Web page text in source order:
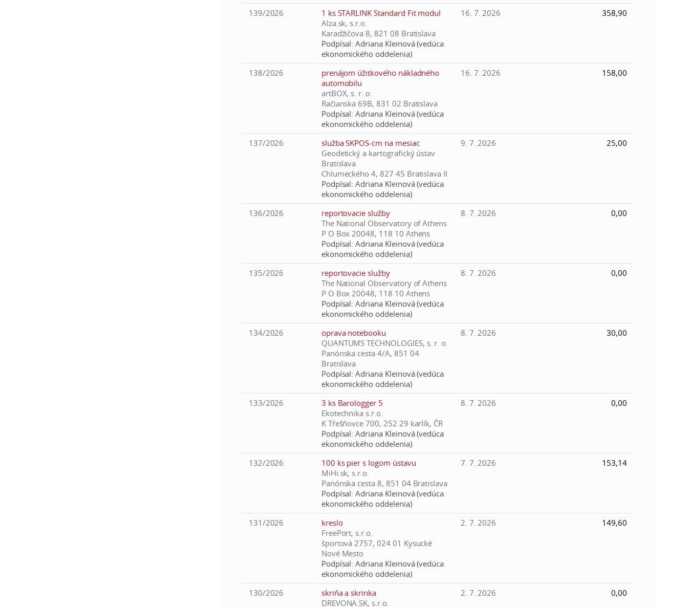
139/2026
1 ks STARLINK Standard Fit modul
Alza.sk, s.r.o.
Karadžičova 8, 821 08 Bratislava
Podpísal: Adriana Kleinová (vedúca
ekonomického oddelenia)
16. 7. 2026 358,90
138/2026
prenájom úžitkového nákladného
automobilu
artBOX, s. r. o.
Račianska 69B, 831 02 Bratislava
Podpísal: Adriana Kleinová (vedúca
ekonomického oddelenia)
16. 7. 2026 158,00
137/2026
služba SKPOS-cm na mesiac
Geodetický a kartografický ústav
Bratislava
Chlumeckého 4, 827 45 Bratislava II
Podpísal: Adriana Kleinová (vedúca
ekonomického oddelenia)
9. 7. 2026 25,00
136/2026
reportovacie služby
The National Observatory of Athens
P O Box 20048, 118 10 Athens
Podpísal: Adriana Kleinová (vedúca
ekonomického oddelenia)
8. 7. 2026 0,00
135/2026
reportovacie služby
The National Observatory of Athens
P O Box 20048, 118 10 Athens
Podpísal: Adriana Kleinová (vedúca
ekonomického oddelenia)
8. 7. 2026 0,00
134/2026
oprava notebooku
QUANTUMS TECHNOLOGIES, s. r. o.
Panónska cesta 4/A, 851 04
Bratislava
Podpísal: Adriana Kleinová (vedúca
ekonomického oddelenia)
8. 7. 2026 30,00
133/2026
3 ks Barologger 5
Ekotechnika s.r.o.
K Třešňovce 700, 252 29 karlík, ČR
Podpísal: Adriana Kleinová (vedúca
ekonomického oddelenia)
8. 7. 2026 0,00
132/2026
100 ks pier s logom ústavu
MiHi.sk, s.r.o.
Panónska cesta 8, 851 04 Bratislava
Podpísal: Adriana Kleinová (vedúca
ekonomického oddelenia)
7. 7. 2026 153,14
131/2026
kreslo
FreePort, s.r.o.
športová 2757, 024 01 Kysucké
Nové Mesto
Podpísal: Adriana Kleinová (vedúca
ekonomického oddelenia)
2. 7. 2026 149,60
130/2026
skriňa a skrinka
DREVONA.SK, s.r.o.
2. 7. 2026 0,00